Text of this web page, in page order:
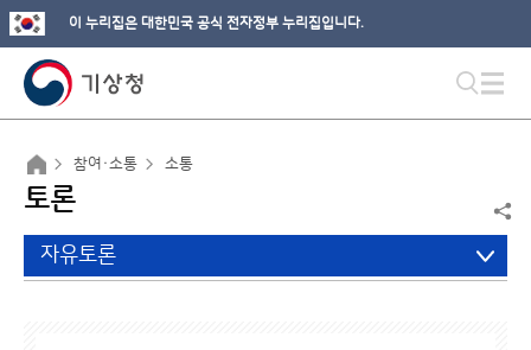
이 누리집은 대한민국 공식 전자정부 누리집입니다.
참여·소통 소통
토론
자유토론